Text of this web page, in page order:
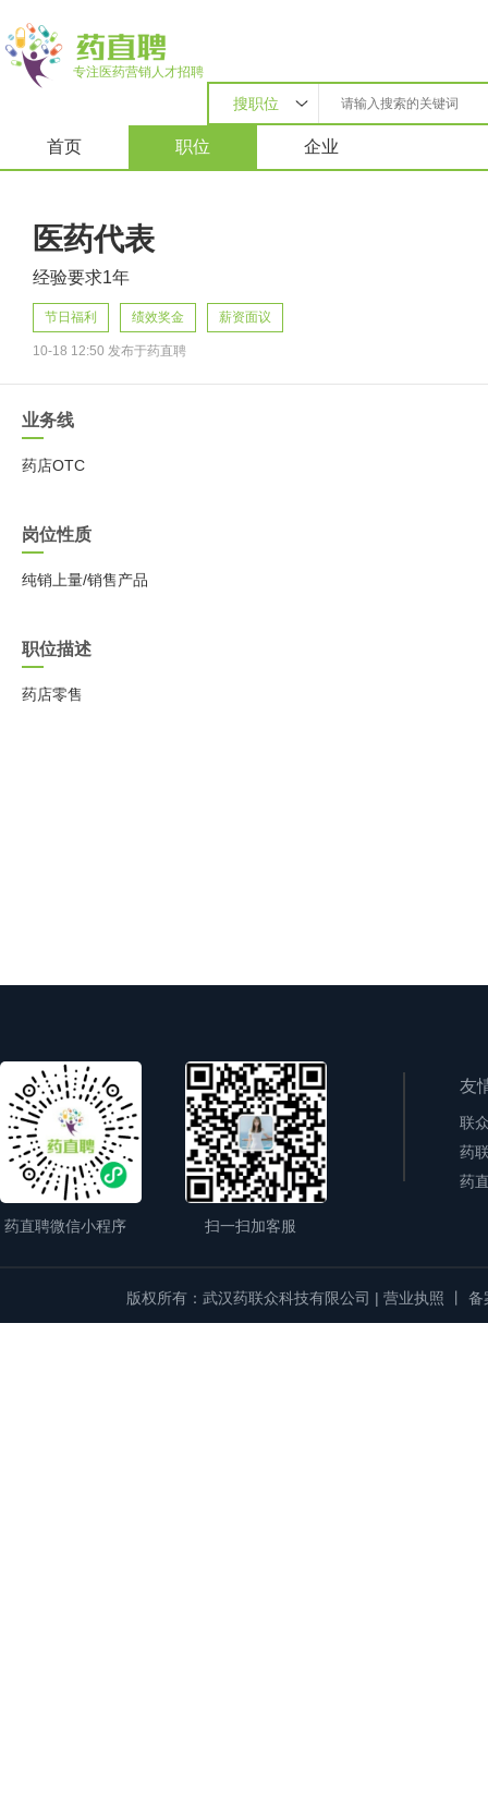
专注医药营销人才招聘
搜职位
首页 职位 企业
医药代表
经验要求1年
节日福利 绩效奖金 薪资面议
10-18 12:50 发布于药直聘
业务线
药店OTC
岗位性质
纯销上量/销售产品
职位描述
药店零售
药直聘微信小程序 扫一扫加客服
友
联
药
药
版权所有：武汉药联众科技有限公司 | 营业执照 丨 备